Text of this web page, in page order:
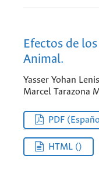
Efectos de
Animal.
Yasser Yohan
Marcel Tarazona
PDF
HTML ()